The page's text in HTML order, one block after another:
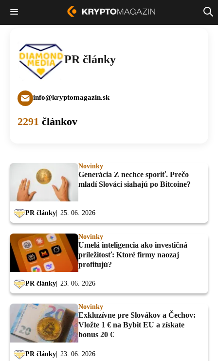
PR články
info@kryptomagazin.sk
2291 článkov
Novinky
Generácia Z nechce sporiť. Prečo
mladí Slováci siahajú po Bitcoine?
PR články 25. 06. 2026
Novinky
Umelá inteligencia ako investičná
príležitosť: Ktoré firmy naozaj
profitujú?
PR články 23. 06. 2026
Novinky
Exkluzívne pre Slovákov a Čechov:
Vložte 1 € na Bybit EU a získate
bonus 20 €
PR články 23. 06. 2026